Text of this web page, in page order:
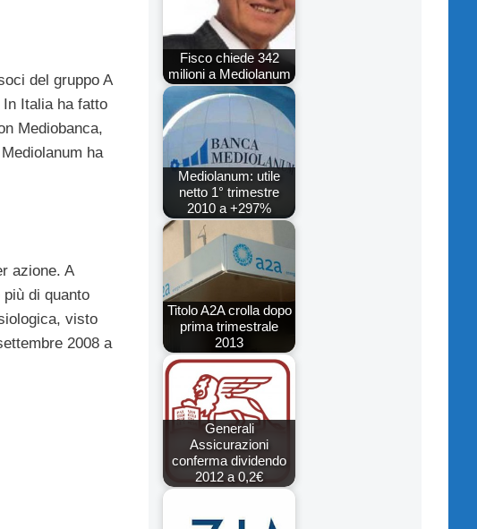
del gruppo A
In Italia ha fatto
Mediobanca,
ha
azione. A
di quanto
visto
2008 a
Fisco chiede 342
milioni a Mediolanum
Mediolanum: utile
netto 1° trimestre
2010 a +297%
Titolo A2A crolla dopo
prima trimestrale
2013
Generali
Assicurazioni
conferma dividendo
2012 a 0,2€